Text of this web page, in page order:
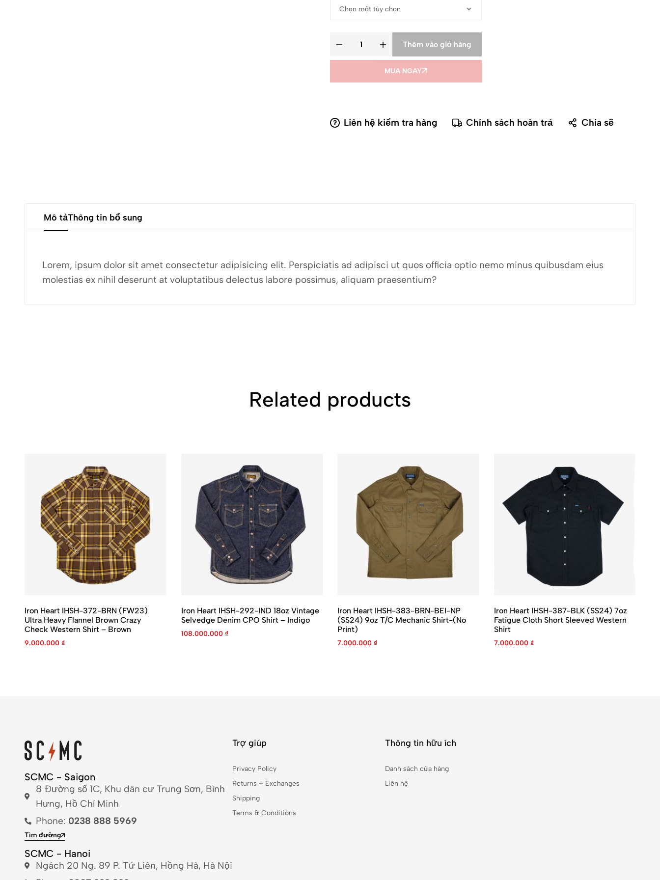
Thêm vào giỏ hàng
MUA NGAY
Liên hệ kiểm tra hàng Chính sách hoàn trả Chia sẽ
Mô tảThông tin bổ sung
Lorem, ipsum dolor sit amet consectetur adipisicing elit. Perspiciatis ad adipisci ut quos officia optio nemo minus quibusdam eius
molestias ex nihil deserunt at voluptatibus delectus labore possimus, aliquam praesentium?
Related products
Iron Heart IHSH-372-BRN (FW23)
Ultra Heavy Flannel Brown Crazy
Check Western Shirt – Brown
9.000.000 ₫
Iron Heart IHSH-292-IND 18oz Vintage
Selvedge Denim CPO Shirt – Indigo
108.000.000 ₫
Iron Heart IHSH-383-BRN-BEI-NP
(SS24) 9oz T/C Mechanic Shirt-(No
Print)
7.000.000 ₫
Iron Heart IHSH-387-BLK (SS24) 7oz
Fatigue Cloth Short Sleeved Western
Shirt
7.000.000 ₫
SCMC - Saigon
8 Đường số 1C, Khu dân cư Trung Sơn, Bình
Hưng, Hồ Chí Minh
Phone: 0238 888 5969
Tìm đường
SCMC - Hanoi
Ngách 20 Ng. 89 P. Tứ Liên, Hồng Hà, Hà Nội
Trợ giúp
Privacy Policy
Returns + Exchanges
Shipping
Terms & Conditions
Thông tin hữu ích
Danh sách cửa hàng
Liên hệ